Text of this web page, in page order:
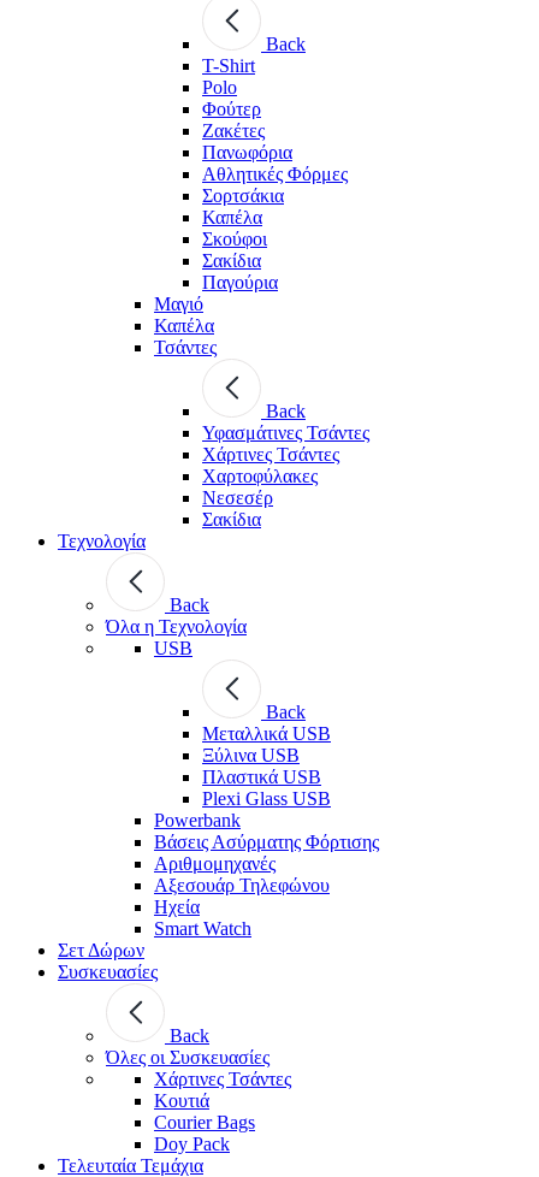
Back
T-Shirt
Polo
Φούτερ
Ζακέτες
Πανωφόρια
Αθλητικές Φόρμες
Σορτσάκια
Καπέλα
Σκούφοι
Σακίδια
Παγούρια
Μαγιό
Καπέλα
Τσάντες
Back
Υφασμάτινες Τσάντες
Χάρτινες Τσάντες
Χαρτοφύλακες
Νεσεσέρ
Σακίδια
Τεχνολογία
Back
Όλα η Τεχνολογία
USB
Back
Μεταλλικά USB
Ξύλινα USB
Πλαστικά USB
Plexi Glass USB
Powerbank
Βάσεις Ασύρματης Φόρτισης
Αριθμομηχανές
Αξεσουάρ Τηλεφώνου
Ηχεία
Smart Watch
Σετ Δώρων
Συσκευασίες
Back
Όλες οι Συσκευασίες
Χάρτινες Τσάντες
Κουτιά
Courier Bags
Doy Pack
Τελευταία Τεμάχια